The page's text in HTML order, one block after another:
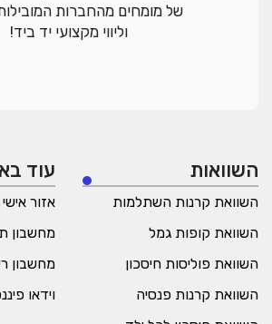
של מומחים מהחברות
וליווי מקצועי יד ביד!
השוואות
השוואת קרנות השתלמות
השוואת קופות גמל
השוואת פוליסות חיסכון
השוואת קרנות פנסיה
עוד
אזור אישי
מחשבון
מחשבון
וידאו